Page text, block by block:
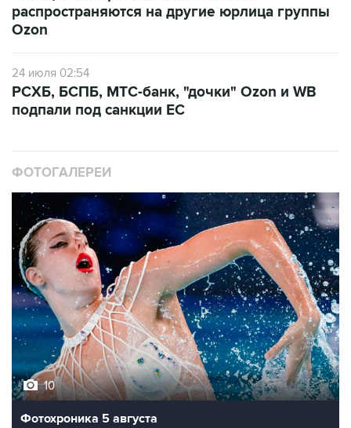
распространяются на другие юрлица группы
Ozon
24 июля 02:54
РСХБ, БСПБ, МТС-банк, "дочки" Ozon и WB
подпали под санкции ЕС
ФОТОГАЛЕРЕИ
10
Фотохроника 5 августа